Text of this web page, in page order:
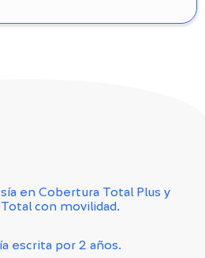
en Cobertura Total Plus y
con movilidad.
escrita por 2 años.